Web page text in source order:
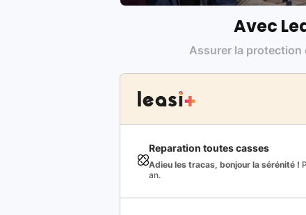
Avec
Assurer la protection
Reparation toutes casses
Adieu les tracas, bonjour la sérénité !
an.